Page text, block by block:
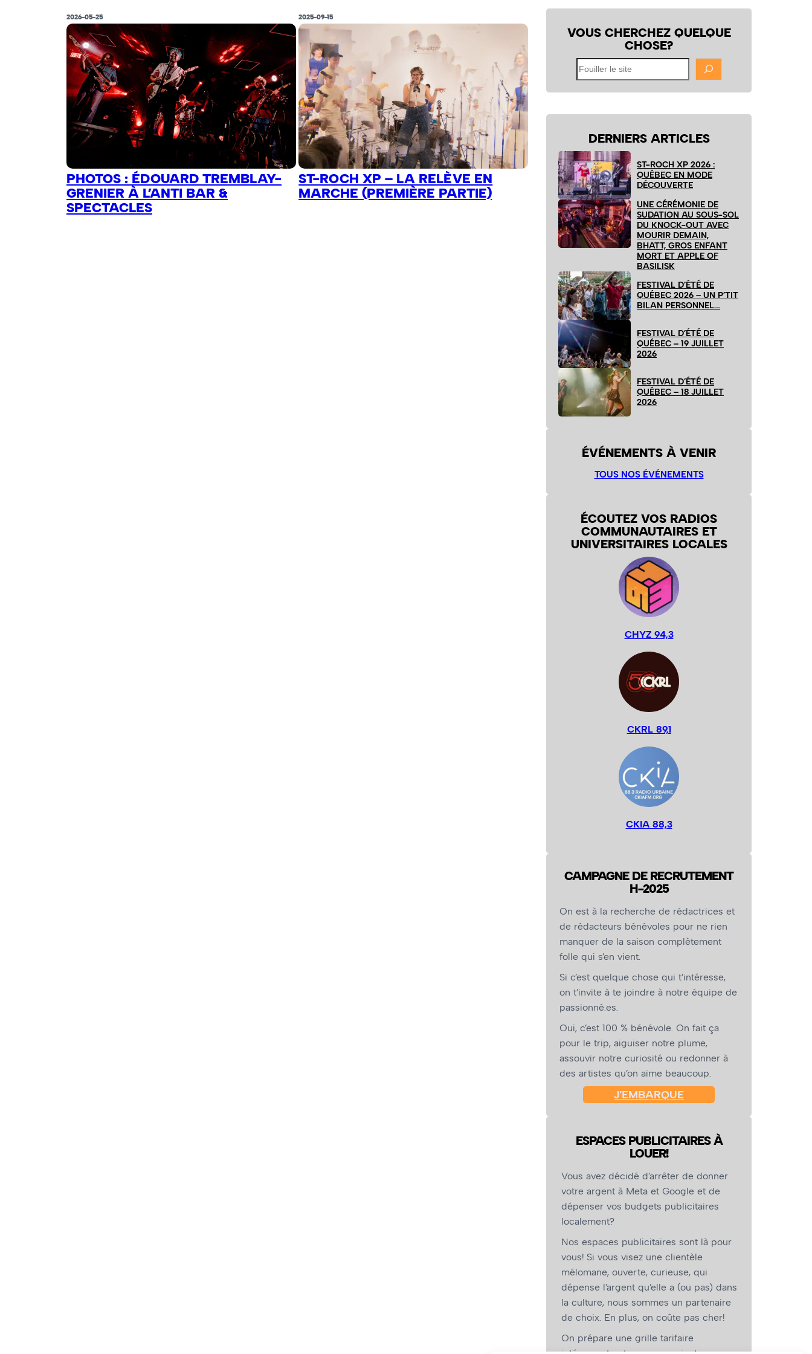
2026-05-25
PHOTOS : ÉDOUARD TREMBLAY-
GRENIER À L’ANTI BAR &
SPECTACLES
2025-09-15
ST-ROCH XP – LA RELÈVE EN
MARCHE (PREMIÈRE PARTIE)
VOUS CHERCHEZ QUELQUE
CHOSE?
Fouiller
le
site
DERNIERS ARTICLES
ST-ROCH XP 2026 :
QUÉBEC EN MODE
DÉCOUVERTE
UNE CÉRÉMONIE DE
SUDATION AU SOUS-SOL
DU KNOCK-OUT AVEC
MOURIR DEMAIN,
BHATT, GROS ENFANT
MORT ET APPLE OF
BASILISK
FESTIVAL D’ÉTÉ DE
QUÉBEC 2026 – UN P’TIT
BILAN PERSONNEL…
FESTIVAL D’ÉTÉ DE
QUÉBEC – 19 JUILLET
2026
FESTIVAL D’ÉTÉ DE
QUÉBEC – 18 JUILLET
2026
ÉVÉNEMENTS À VENIR
TOUS NOS ÉVÉNEMENTS
ÉCOUTEZ VOS RADIOS
COMMUNAUTAIRES ET
UNIVERSITAIRES LOCALES
CHYZ 94,3
CKRL 89,1
CKIA 88,3
CAMPAGNE DE RECRUTEMENT
H-2025
On est à la recherche de rédactrices et
de rédacteurs bénévoles pour ne rien
manquer de la saison complètement
folle qui s’en vient.
Si c’est quelque chose qui t’intéresse,
on t’invite à te joindre à notre équipe de
passionné.es.
Oui, c’est 100 % bénévole. On fait ça
pour le trip, aiguiser notre plume,
assouvir notre curiosité ou redonner à
des artistes qu’on aime beaucoup.
J’EMBARQUE
ESPACES PUBLICITAIRES À
LOUER!
Vous avez décidé d’arrêter de donner
votre argent à Meta et Google et de
dépenser vos budgets publicitaires
localement?
Nos espaces publicitaires sont là pour
vous! Si vous visez une clientèle
mélomane, ouverte, curieuse, qui
dépense l’argent qu’elle a (ou pas) dans
la culture, nous sommes un partenaire
de choix. En plus, on coûte pas cher!
On prépare une grille tarifaire